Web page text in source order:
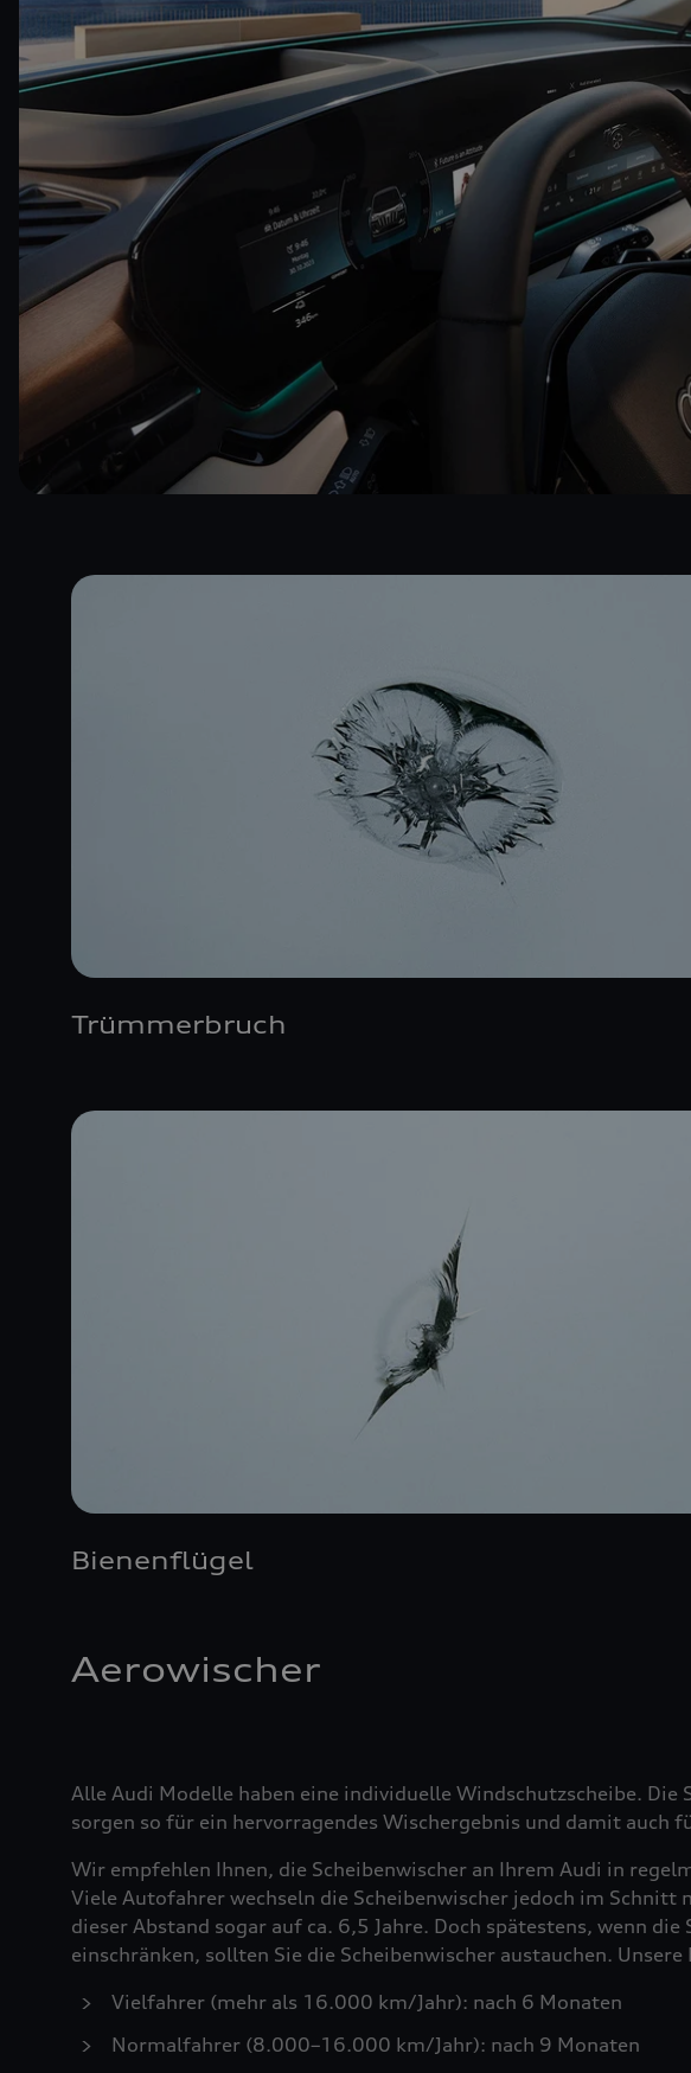
Trümmerbruch
Bienenflügel
Aerowischer
Alle Audi Modelle haben eine individuelle Windschutzscheibe.
sorgen so für ein hervorragendes Wischergebnis und damit auch
Wir empfehlen Ihnen, die Scheibenwischer an Ihrem Audi in
Viele Autofahrer wechseln die Scheibenwischer jedoch im Schnitt
dieser Abstand sogar auf ca. 6,5 Jahre. Doch spätestens, wenn
einschränken, sollten Sie die Scheibenwischer austauchen.
Vielfahrer (mehr als 16.000 km/Jahr): nach 6 Monaten
Normalfahrer (8.000–16.000 km/Jahr): nach 9 Monaten